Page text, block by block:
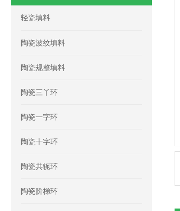
轻瓷填料
陶瓷波纹填料
陶瓷规整填料
陶瓷三丫环
陶瓷一字环
陶瓷十字环
陶瓷共轭环
陶瓷阶梯环